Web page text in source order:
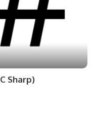
Sharp)